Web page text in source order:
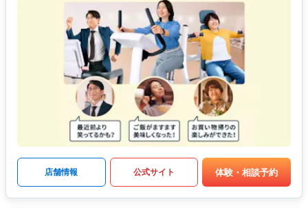
店舗情報 公式サイト 体験・相談予約